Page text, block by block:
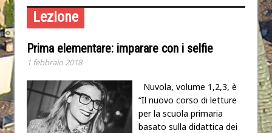
Lezione
Prima elementare: imparare con i selfie
1 febbraio 2018
Nuvola, volume 1,2,3, è
“Il nuovo corso di letture
per la scuola primaria
basato sulla didattica dei